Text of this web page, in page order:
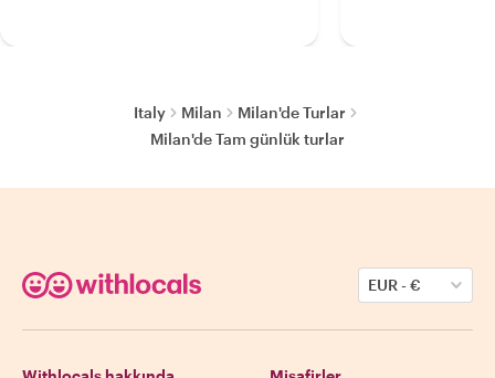
Italy Milan
Milan'de Turlar
Milan'de Tam günlük turlar
EUR-€